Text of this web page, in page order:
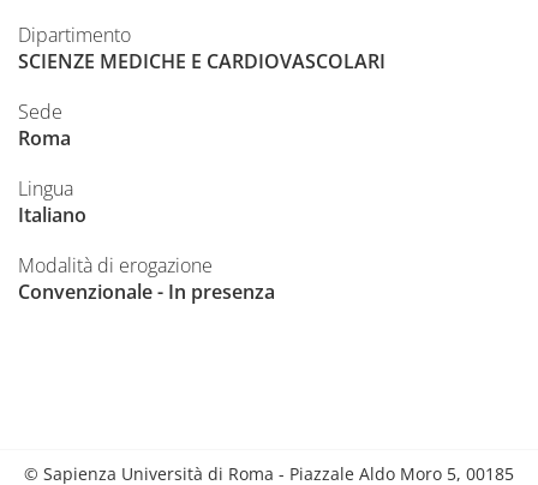
Dipartimento
SCIENZE MEDICHE E CARDIOVASCOLARI
Sede
Roma
Lingua
Italiano
Modalità di erogazione
Convenzionale - In presenza
© Sapienza Università di Roma - Piazzale Aldo Moro 5, 00185